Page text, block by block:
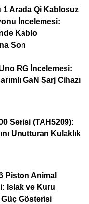
1 Arada Qi Kablosuz
İncelemesi:
Kablo
Son
RG İncelemesi:
GaN Şarj Cihazı
Serisi (TAH5209):
Unutturan Kulaklık
Piston Animal
Islak ve Kuru
Gösterisi